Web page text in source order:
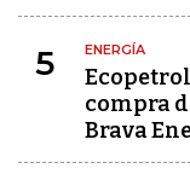
5 ENERGÍA
compra
Brava